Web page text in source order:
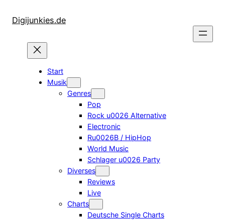
InhaltDigijunkies.de
Start
Musik
Genres
Pop
Rock u0026 Alternative
Electronic
Ru0026B / HipHop
World Music
Schlager u0026 Party
Diverses
Reviews
Live
Charts
Deutsche Single Charts